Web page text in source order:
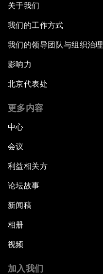
关于我们
我们的工作方式
我们的领导团队与组织治理
影响力
北京代表处
更多内容
中心
会议
利益相关方
论坛故事
新闻稿
相册
视频
加入我们